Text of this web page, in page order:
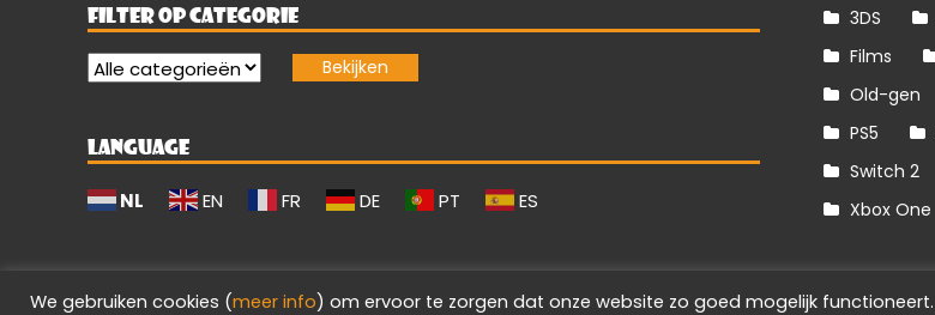
FILTER OP CATEGORIE
LANGUAGE
NL EN FR DE PT ES
3DS
Films
Old-gen
PS5
Switch 2
Xbox One
We gebruiken cookies (meer info) om ervoor te zorgen dat onze website zo goed mogelijk